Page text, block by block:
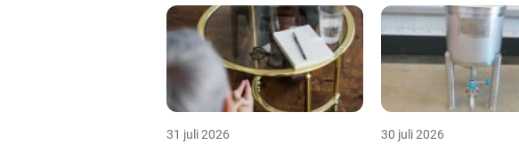
31 juli 2026 30 juli 2026